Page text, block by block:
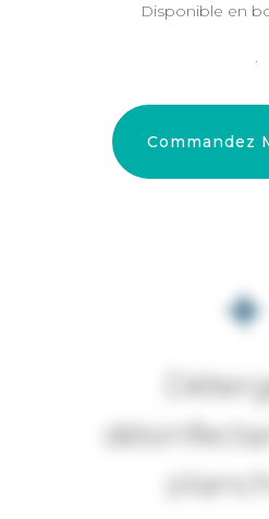
Disponible en
.
Commandez